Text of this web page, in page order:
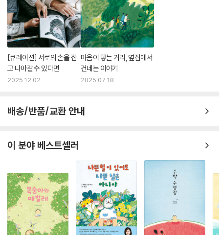
을 친구들과 함께라면 오를 수 있다고. 누구는 담당 의사에게 허락을 받고,
누구는 산소통을 챙기고, 누구는 성 시인을 업고 갈 알루미늄 지게를 제작
했다. 다른 친구는 미리 등산로를 올라 점검을 하고 한 친구는 카메라를 챙
겼다. 성 시인과 함께 갈 산은 서울의 아차산이다. 그리 높지 않은 산이다.
누군가에게는 쉽게 갈 수 있는 동네 뒷산이지만 누구에게는 평생 멀리 바
라만 볼 수밖에 없는 산이었다. 한두 달 준비를 마친 친구들은 드디어 성 시
인과 함께 산을 올랐다. 비록 친구 등의 알루미늄 지게 위에서이지만 성 시
을 돌보던 친구들은 어느덧 어른이 되어 각자의 삶을 꾸려가고 있다. 시인
은 어릴 때만큼 자주 보지 못해도 친구들은 언제나 곁에 있다고 느낀다. 성
시인이 양팔을 쫙 벌렸을 때 손끝에 닿는 존재가 친구이고 ‘옆집’이다. 이제
는 시인이 먼저 친구들에게 손을 내밀며 말한다. ‘나 또한 너희 옆집에 산다
고.’
다양한 명도와 채도로 표현된 초록의 세계
[큐레이션] 서로의 손을 잡
고 나아갈 수 있다면
2025.12.02.
마음이 닿는 거리, 옆집에서
건네는 이야기
2025.07.18.
배송/반품/교환 안내
이 분야 베스트셀러